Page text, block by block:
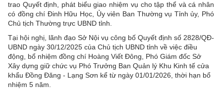
trao Quyết định, phát biểu giao nhiệm vụ cho tập thể và cá nhân
có đồng chí Đinh Hữu Học, Ủy viên Ban Thường vụ Tỉnh ủy, Phó
Chủ tịch Thường trực UBND tỉnh.
Tại hội nghị, lãnh đạo Sở Nội vụ công bố Quyết định số 2828/QĐ-
UBND ngày 30/12/2025 của Chủ tịch UBND tỉnh về việc điều
động, bổ nhiệm đồng chí Hoàng Viết Đông, Phó Giám đốc Sở
Xây dựng giữ chức vụ Phó Trưởng Ban Quản lý Khu Kinh tế cửa
khẩu Đồng Đăng - Lạng Sơn kể từ ngày 01/01/2026, thời hạn bổ
nhiệm 5 năm.